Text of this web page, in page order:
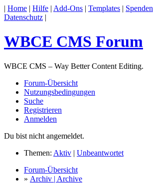
| Home | Hilfe | Add-Ons | Templates | Spenden
Datenschutz |
WBCE CMS Forum
WBCE CMS – Way Better Content Editing.
Forum-Übersicht
Nutzungsbedingungen
Suche
Registrieren
Anmelden
Du bist nicht angemeldet.
Themen: Aktiv | Unbeantwortet
Forum-Übersicht
» Archiv | Archive